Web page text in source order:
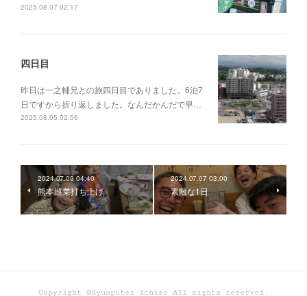
2025.08.07 02:17
四日目
昨日は一之輔兄との旅四日目でありました。6泊7
日ですから折り返しました。なんだかんだで早…
2025.08.05 02:56
2024.07.09 04:40
熊本巡業打ち上げ
2024.07.07 03:00
素敵な1日
Copyright ©Syunputei-Ichizo All rights reserved.